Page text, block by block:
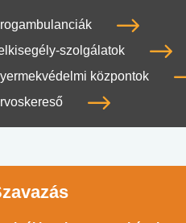
szolgálatok
központok